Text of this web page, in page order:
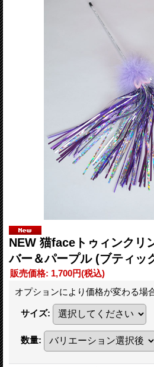
NEW 猫faceトゥィンクリ
バー＆パープル (ブティッ
販売価格: 1,700円(税込)
オプションにより価格が変わる場
サイズ:
数量: